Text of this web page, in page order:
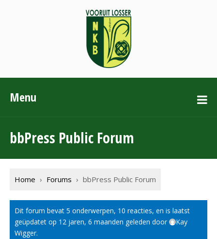
Menu
bbPress Public Forum
Home › Forums › bbPress Public Forum
Dit forum bevat 5 onderwerpen, 10 reacties, en is laatst
geüpdatet op 12 jaren, 6 maanden geleden door
Kay
Wigger.